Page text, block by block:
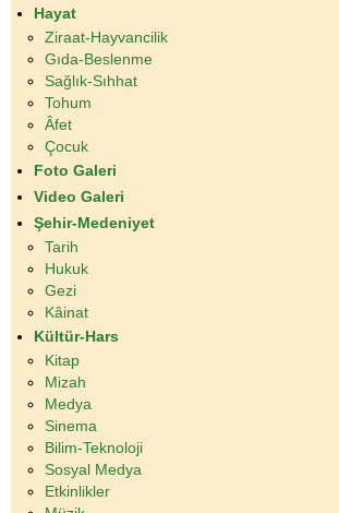
Hayat
Ziraat-Hayvancilik
Gıda-Beslenme
Sağlık-Sıhhat
Tohum
Âfet
Çocuk
Foto Galeri
Video Galeri
Şehir-Medeniyet
Tarih
Hukuk
Gezi
Kâinat
Kültür-Hars
Kitap
Mizah
Medya
Sinema
Bilim-Teknoloji
Sosyal Medya
Etkinlikler